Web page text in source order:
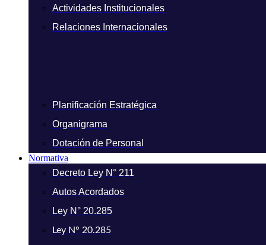
Actividades Institucionales
Relaciones Internacionales
Planificación Estratégica
Organigrama
Dotación de Personal
Normativa
Decreto Ley N° 211
Autos Acordados
Ley N° 20.285
Ley N° 20.285